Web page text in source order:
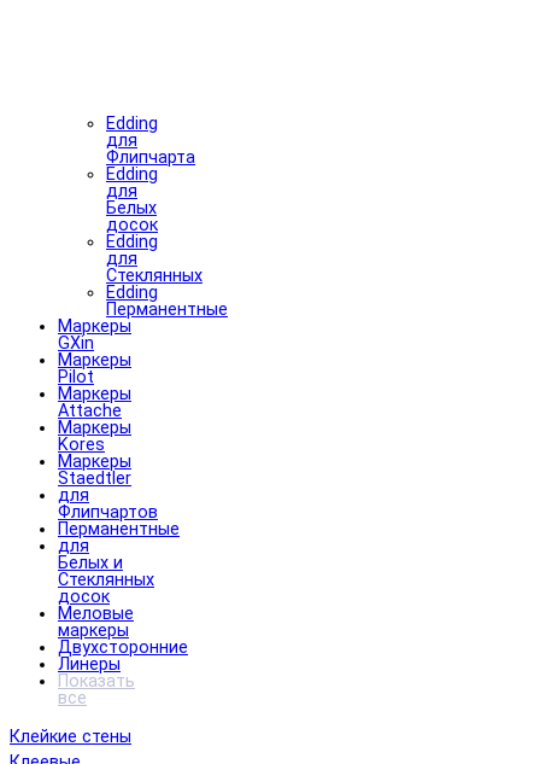
Edding
для
Флипчарта
Edding
для
Белых
досок
Edding
для
Стеклянных
Edding
Перманентные
Маркеры
GXin
Маркеры
Pilot
Маркеры
Attache
Маркеры
Kores
Маркеры
Staedtler
для
Флипчартов
Перманентные
для
Белых и
Стеклянных
досок
Меловые
маркеры
Двухсторонние
Линеры
Показать
все
Клейкие стены